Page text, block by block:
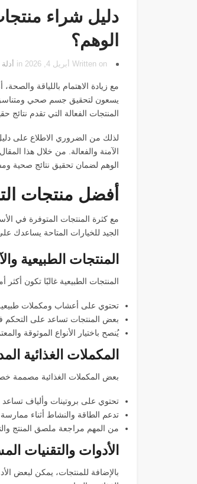
دليل شراء
الوهم؟
Written on أبريل 4, 2026 in
مع زيادة الاهتمام باللياقة والصحة،
يسعون لتحقيق جسم صحي ومتناسق.
المنتجات الفعالة التي تقدم نتائج
لذلك من الضروري الاطلاع على
الآمنة والفعالة. من خلال هذا
الوهم لضمان تحقيق نتائج صحية
أفضل منتجات
مع كثرة المنتجات المتوفرة في
الجيد للخيارات المتاحة يساعدك
المنتجات الطبيعية
المنتجات الطبيعية غالبًا تكون
تحتوي على أعشاب ومكملات
بعض المنتجات تساعد على التحكم
يُنصح باختيار الأنواع الموثوقة
المكملات الغذائية
بعض المكملات الغذائية مصممة
تحتوي على بروتينات وألياف
تدعم الطاقة والنشاط أثناء ممارسة
من المهم مراجعة ملصق المنتج
الأدوات والتقنيات
بالإضافة للمنتجات، يمكن لبعض